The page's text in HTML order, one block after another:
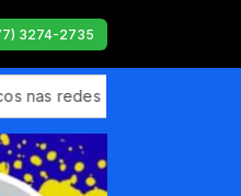
3274-2735
redes sociais: 'entendeu,